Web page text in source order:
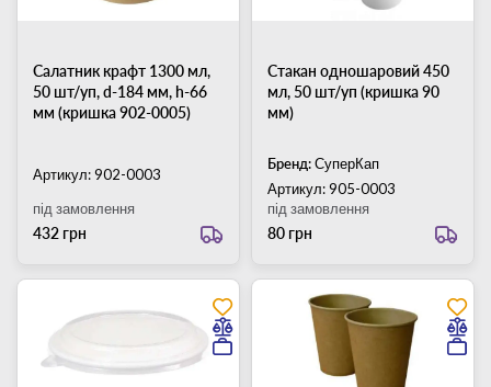
Салатник крафт 1300 мл,
50 шт/уп, d-184 мм, h-66
мм (кришка 902-0005)
Артикул: 902-0003
432 грн
під замовлення
Стакан одношаровий 450
мл, 50 шт/уп (кришка 90
мм)
Бренд:СуперКап
Артикул: 905-0003
80 грн
під замовлення